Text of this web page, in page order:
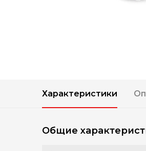
Характеристики
Общие